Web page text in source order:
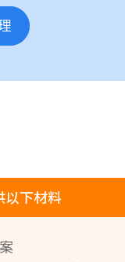
以下材料